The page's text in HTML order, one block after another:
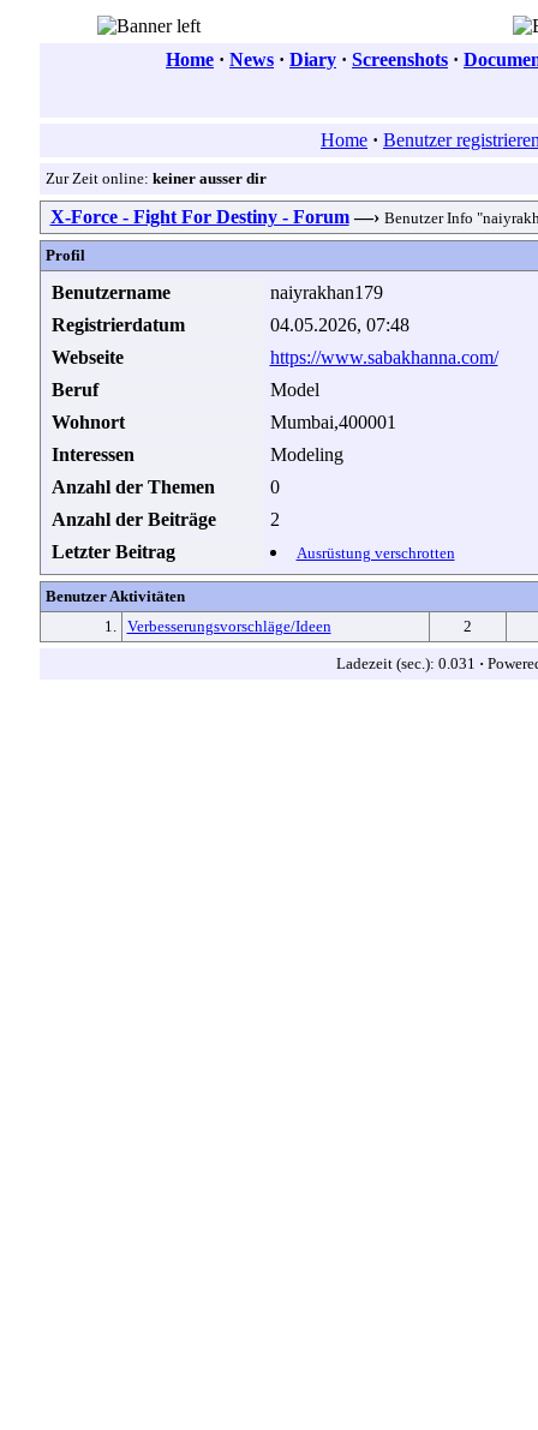
Home · News · Diary · Screenshots ·
Home · Benutzer
Zur Zeit online: keiner ausser dir
X-Force - Fight For Destiny - Forum —› Benutzer Info
Profil
Benutzername
naiyrakhan179
Registrierdatum
04.05.2026, 07:48
Webseite
https://www.sabakhanna.com/
Beruf
Model
Wohnort
Mumbai,400001
Interessen
Modeling
Anzahl der Themen
0
Anzahl der Beiträge
2
Letzter Beitrag
Ausrüstung verschrotten
Benutzer Aktivitäten
1.
Verbesserungsvorschläge/Ideen 2
Ladezeit (sec.): 0.031 ·